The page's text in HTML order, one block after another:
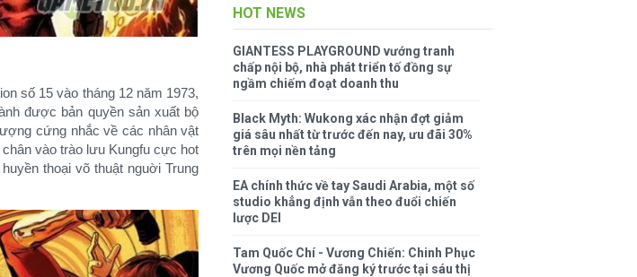
số 15 vào tháng 12 năm 1973,
được bản quyền sản xuất bộ
cứng nhắc về các nhân vật
vào trào lưu Kungfu cực hot
thoại võ thuật nguời Trung
HOT NEWS
GIANTESS PLAYGROUND vướng tranh
chấp nội bộ, nhà phát triển tố đồng sự
ngầm chiếm đoạt doanh thu
Black Myth: Wukong xác nhận đợt giảm
giá sâu nhất từ trước đến nay, ưu đãi 30%
trên mọi nền tảng
EA chính thức về tay Saudi Arabia, một số
studio khẳng định vẫn theo đuổi chiến
lược DEI
Tam Quốc Chí - Vương Chiến: Chinh Phục
Vương Quốc mở đăng ký trước tại sáu thị